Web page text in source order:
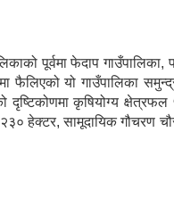
पूर्वमा फेदाप गाउँपालिका,
फैलिएको यो गाउँपालिका
कृषियोग्य
हेक्टर, सामूदायिक गौचरण